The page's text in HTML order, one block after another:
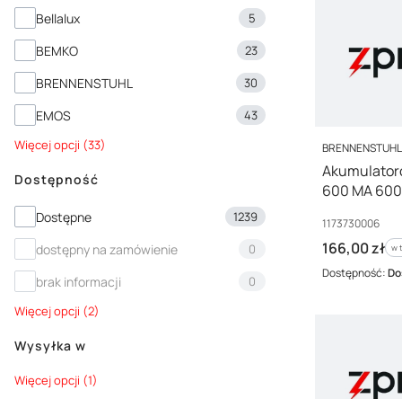
Bellalux 5
BEMKO 23
BRENNENSTUHL 30
EMOS
43
Więcej opcji (33)
Dostępność
Dostępność
Dostępne 1239
dostępny na zamówienie 0
brak informacji
0
Więcej opcji (2)
Wysyłka w
Wysyłka w
Więcej opcji (1)
PRODUCENT
BRENNENSTUHL
600 MA
Kod producenta
1173730006
Cena brutto
166,00 zł w
w
Dostępność: